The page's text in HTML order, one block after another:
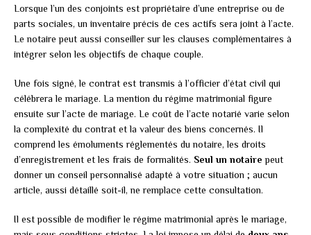
Lorsque l’un des conjoints est propriétaire d’une entreprise ou de
parts sociales, un inventaire précis de ces actifs sera joint à l’acte.
Le notaire peut aussi conseiller sur les clauses complémentaires à
intégrer selon les objectifs de chaque couple.
Une fois signé, le contrat est transmis à l’officier d’état civil qui
célébrera le mariage. La mention du régime matrimonial figure
ensuite sur l’acte de mariage. Le coût de l’acte notarié varie selon
la complexité du contrat et la valeur des biens concernés. Il
comprend les émoluments réglementés du notaire, les droits
d’enregistrement et les frais de formalités. Seul un notaire peut
donner un conseil personnalisé adapté à votre situation ; aucun
article, aussi détaillé soit-il, ne remplace cette consultation.
Il est possible de modifier le régime matrimonial après le mariage,